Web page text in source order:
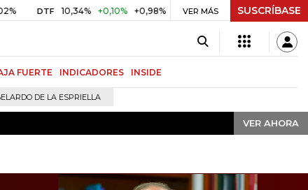
DTF 10,34% +0,10% +0,98% UVR $ 416,91 +$ 0,05 +0,01%
VER MÁS SUSCRÍBASE
FUERTE INDICADORES INSIDE
DE LA ESPRIELLA
VER AHORA
VER AHORA